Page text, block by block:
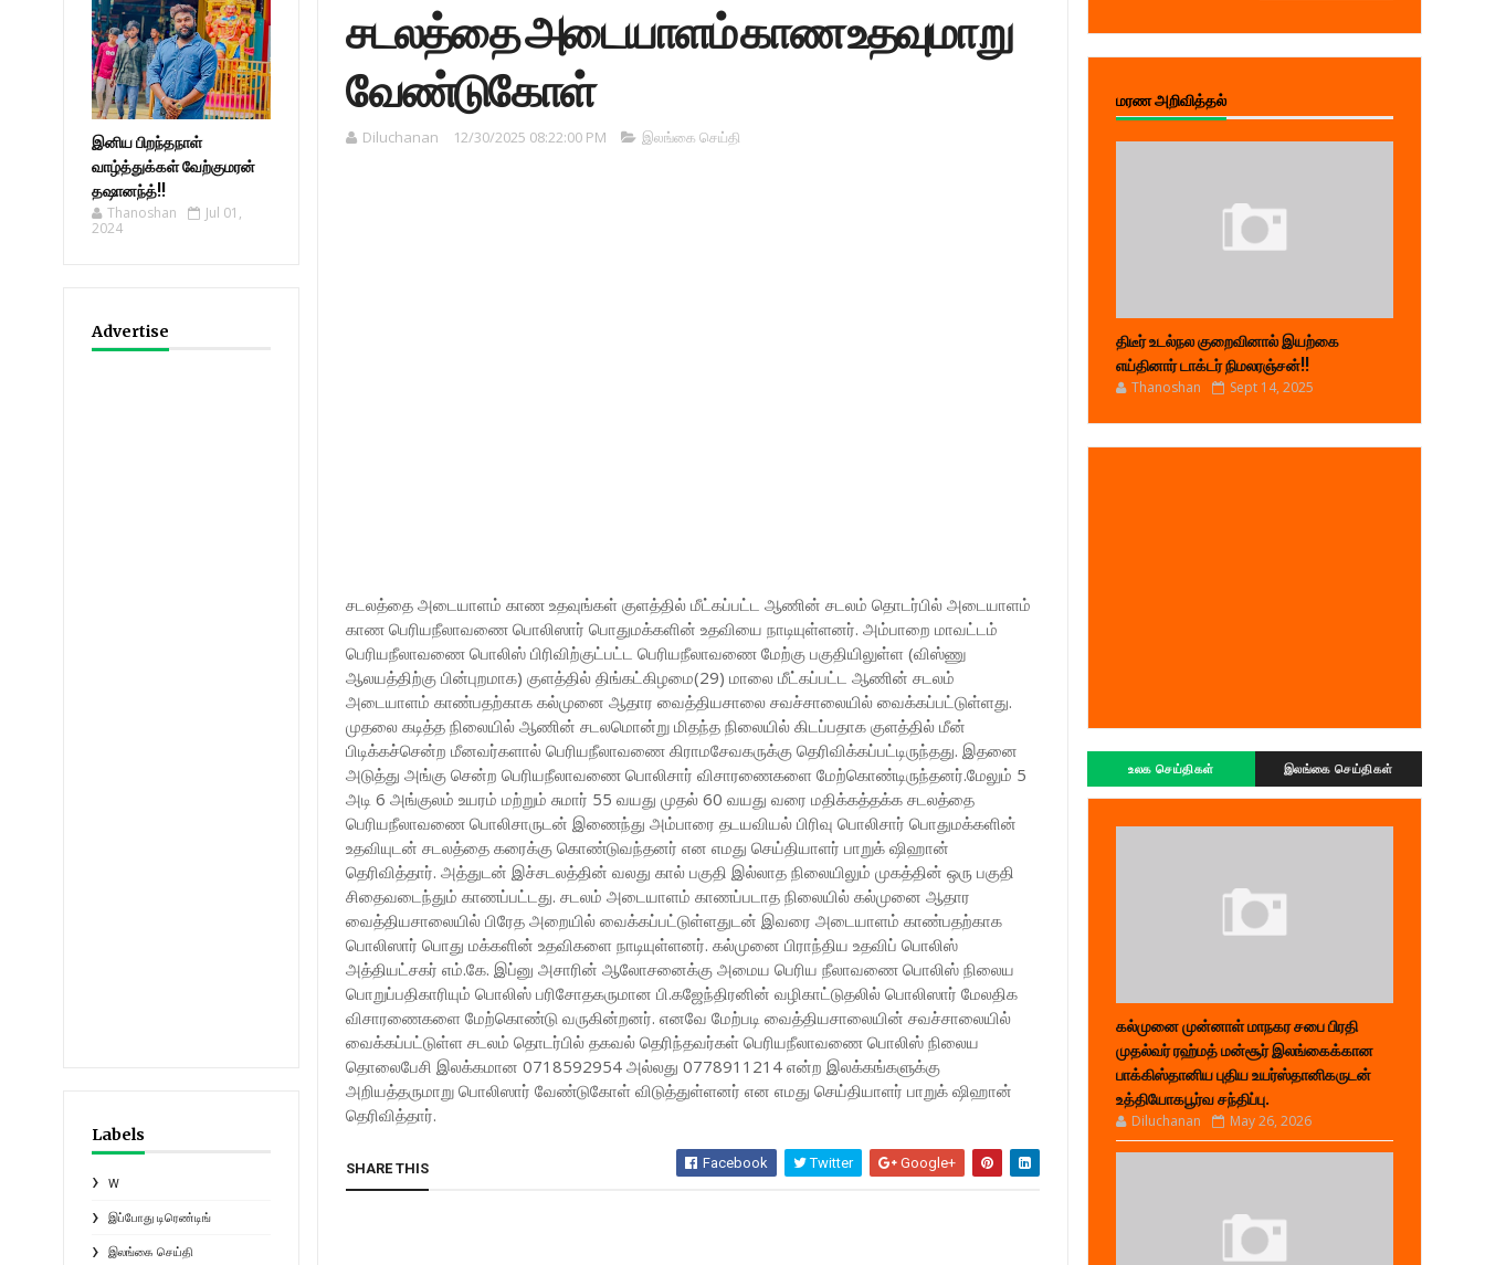
இனிய பிறந்தநாள்
வாழ்த்துக்கள் வேற்குமரன்
தஷானந்த்!!
Thanoshan
Jul 01,
2024
Advertise
Labels
W
இப்போது டிரெண்டிங்
இலங்கை செய்தி
சடலத்தை அடையாளம் காண உதவுமாறு
வேண்டுகோள்
Diluchanan 12/30/2025 08:22:00 PM இலங்கை செய்தி
சடலத்தை அடையாளம் காண உதவுங்கள் குளத்தில் மீட்கப்பட்ட ஆணின் சடலம் தொடர்பில் அடையாளம்
காண பெரியநீலாவணை பொலிஸார் பொதுமக்களின் உதவியை நாடியுள்ளனர். அம்பாறை மாவட்டம்
பெரியநீலாவணை பொலிஸ் பிரிவிற்குட்பட்ட பெரியநீலாவணை மேற்கு பகுதியிலுள்ள (விஸ்ணு
ஆலயத்திற்கு பின்புறமாக) குளத்தில் திங்கட்கிழமை(29) மாலை மீட்கப்பட்ட ஆணின் சடலம்
அடையாளம் காண்பதற்காக கல்முனை ஆதார வைத்தியசாலை சவச்சாலையில் வைக்கப்பட்டுள்ளது.
முதலை கடித்த நிலையில் ஆணின் சடலமொன்று மிதந்த நிலையில் கிடப்பதாக குளத்தில் மீன்
பிடிக்கச்சென்ற மீனவர்களால் பெரியநீலாவணை கிராமசேவகருக்கு தெரிவிக்கப்பட்டிருந்தது. இதனை
அடுத்து அங்கு சென்ற பெரியநீலாவணை பொலிசார் விசாரணைகளை மேற்கொண்டிருந்தனர்.மேலும் 5
அடி 6 அங்குலம் உயரம் மற்றும் சுமார் 55 வயது முதல் 60 வயது வரை மதிக்கத்தக்க சடலத்தை
பெரியநீலாவணை பொலிசாருடன் இணைந்து அம்பாரை தடயவியல் பிரிவு பொலிசார் பொதுமக்களின்
உதவியுடன் சடலத்தை கரைக்கு கொண்டுவந்தனர் என எமது செய்தியாளர் பாறுக் ஷிஹான்
தெரிவித்தார். அத்துடன் இச்சடலத்தின் வலது கால் பகுதி இல்லாத நிலையிலும் முகத்தின் ஒரு பகுதி
சிதைவடைந்தும் காணப்பட்டது. சடலம் அடையாளம் காணப்படாத நிலையில் கல்முனை ஆதார
வைத்தியசாலையில் பிரேத அறையில் வைக்கப்பட்டுள்ளதுடன் இவரை அடையாளம் காண்பதற்காக
பொலிஸார் பொது மக்களின் உதவிகளை நாடியுள்ளனர். கல்முனை பிராந்திய உதவிப் பொலிஸ்
அத்தியட்சகர் எம்.கே. இப்னு அசாரின் ஆலோசனைக்கு அமைய பெரிய நீலாவணை பொலிஸ் நிலைய
பொறுப்பதிகாரியும் பொலிஸ் பரிசோதகருமான பி.கஜேந்திரனின் வழிகாட்டுதலில் பொலிஸார் மேலதிக
விசாரணைகளை மேற்கொண்டு வருகின்றனர். எனவே மேற்படி வைத்தியசாலையின் சவச்சாலையில்
வைக்கப்பட்டுள்ள சடலம் தொடர்பில் தகவல் தெரிந்தவர்கள் பெரியநீலாவணை பொலிஸ் நிலைய
தொலைபேசி இலக்கமான 0718592954 அல்லது 0778911214 என்ற இலக்கங்களுக்கு
அறியத்தருமாறு பொலிஸார் வேண்டுகோள் விடுத்துள்ளனர் என எமது செய்தியாளர் பாறுக் ஷிஹான்
தெரிவித்தார்.
SHARE THIS Facebook Twitter Google+
மரண அறிவித்தல்
திடீர் உடல்நல குறைவினால் இயற்கை
எய்தினார் டாக்டர் நிமலரஞ்சன்!!
Thanoshan Sept 14, 2025
உலக செய்திகள் இலங்கை செய்திகள்
கல்முனை முன்னாள் மாநகர சபை பிரதி
முதல்வர் ரஹ்மத் மன்சூர் இலங்கைக்கான
பாக்கிஸ்தானிய புதிய உயர்ஸ்தானிகருடன்
உத்தியோகபூர்வ சந்திப்பு.
Diluchanan May 26, 2026